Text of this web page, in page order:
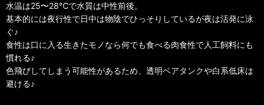
水温は25〜28℃で水質は中性前後。
基本的には夜行性で日中は物陰でひっそりしているが夜は活発に泳
ぐ♪
食性は口に入る生きたモノなら何でも食べる肉食性で人工飼料にも
慣れる♪
色飛びしてしまう可能性があるため、透明ベアタンクや白系低床は
避ける♪